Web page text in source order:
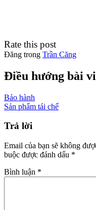
Rate this post
Đăng trong Trần Căng
Điều hướng bài
Bảo hành
Sản phẩm tái chế
Trả lời
Email của bạn sẽ không
buộc được đánh dấu *
Bình luận *